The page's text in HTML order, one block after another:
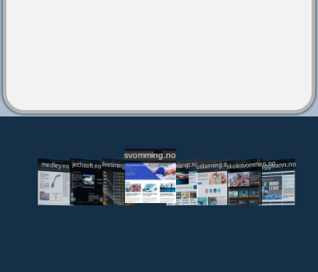
medley.no jechsoft.nolivetiming.medley.no
svomming.no
svomlangt.noutdanning.svomming.no
skolesvommen.notryggivann.no